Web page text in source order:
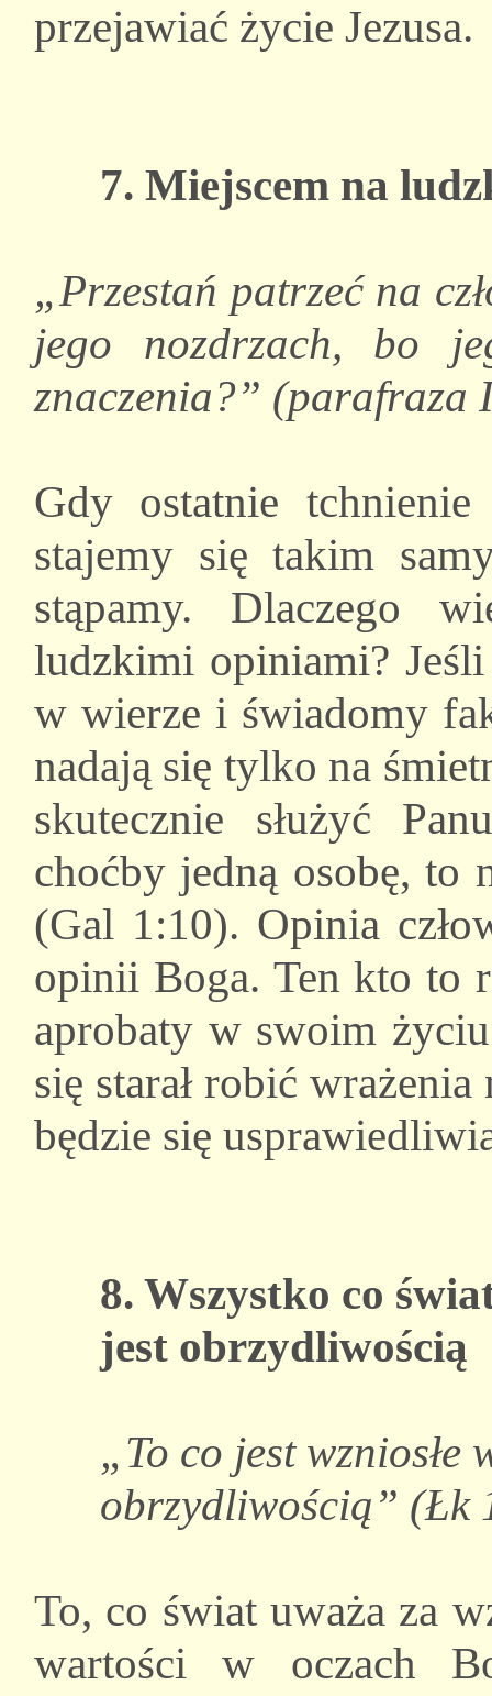
przejawiać życie Jezusa.
7. Miejscem na
„Przestań patrzeć na
jego nozdrzach, bo
znaczenia?” (parafraza
Gdy ostatnie
stajemy się takim
stąpamy. Dlaczego
ludzkimi opiniami?
w wierze i świadomy
nadają się tylko na
skutecznie służyć
choćby jedną osobę, to
(Gal 1:10). Opinia
opinii Boga. Ten kto to
aprobaty w swoim
się starał robić
będzie się
8. Wszystko co
jest obrzydliwością
„To co jest
obrzydliwością” (Łk
To, co świat uważa za
wartości w oczach